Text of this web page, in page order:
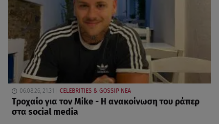
06.08.26, 21:31 CELEBRITIES & GOSSIP ΝΕΑ
Τροχαίο για τον Mike - Η ανακοίνωση του ράπερ
στα social media